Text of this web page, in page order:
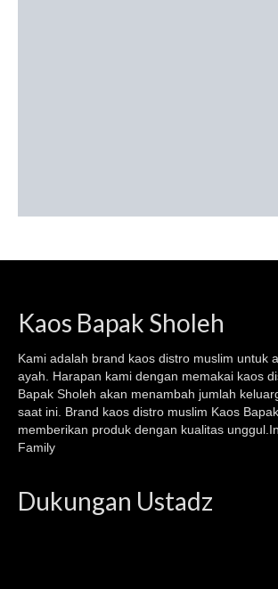
Kaos Bapak Sholeh
Kami adalah brand kaos distro muslim untuk
ayah. Harapan kami dengan memakai kaos
Bapak Sholeh akan menambah jumlah
saat ini. Brand kaos distro muslim Kaos
memberikan produk dengan kualitas
Family
Dukungan Ustadz